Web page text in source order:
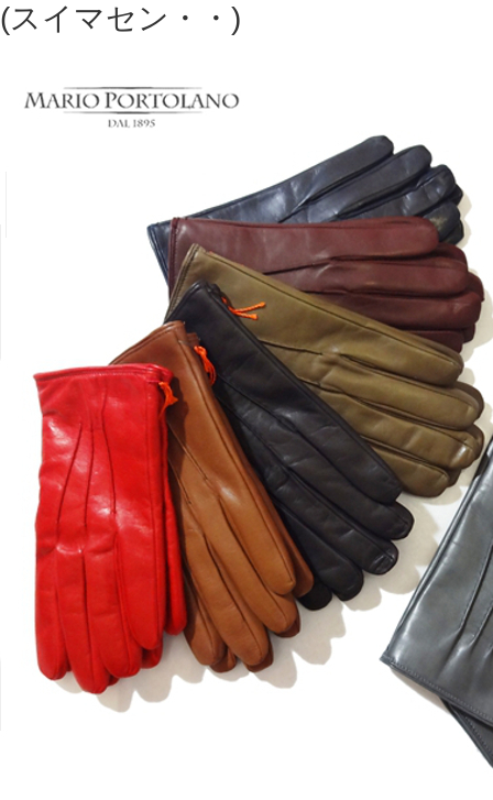
(スイマセン・・)